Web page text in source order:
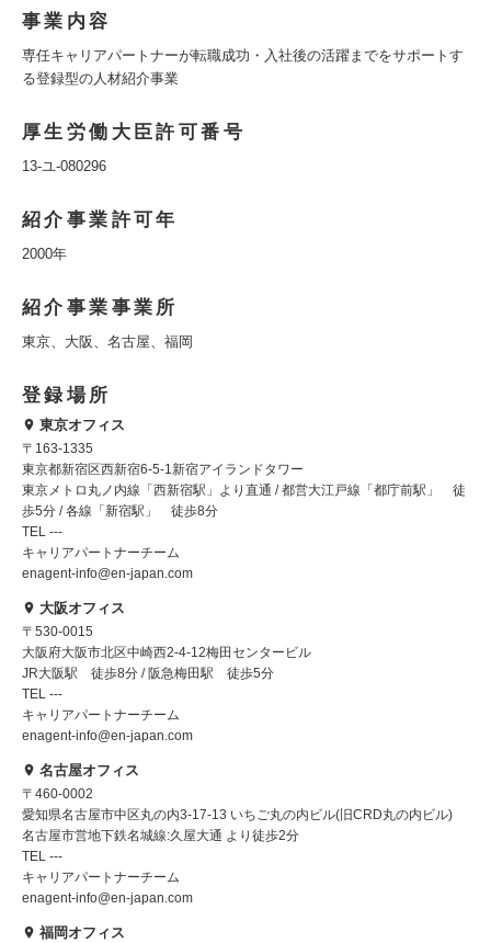
事業内容
専任キャリアパートナーが転職成功・入社後の活躍までをサポートす
る登録型の人材紹介事業
厚生労働大臣許可番号
13-ユ-080296
紹介事業許可年
2000年
紹介事業事業所
東京、大阪、名古屋、福岡
登録場所
東京オフィス
〒163-1335
東京都新宿区西新宿6-5-1新宿アイランドタワー
東京メトロ丸ノ内線「西新宿駅」より直通 / 都営大江戸線「都庁前駅」 徒
歩5分 / 各線「新宿駅」 徒歩8分
TEL ---
キャリアパートナーチーム
enagent-info@en-japan.com
大阪オフィス
〒530-0015
大阪府大阪市北区中崎西2-4-12梅田センタービル
JR大阪駅 徒歩8分 / 阪急梅田駅 徒歩5分
TEL ---
キャリアパートナーチーム
enagent-info@en-japan.com
名古屋オフィス
〒460-0002
愛知県名古屋市中区丸の内3-17-13 いちご丸の内ビル(旧CRD丸の内ビル)
名古屋市営地下鉄名城線:久屋大通 より徒歩2分
TEL ---
キャリアパートナーチーム
enagent-info@en-japan.com
福岡オフィス